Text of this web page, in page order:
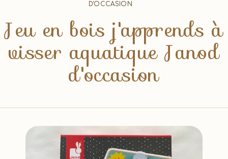
D'OCCASION
Jeu en bois j'apprends à
visser aquatique Janod
d'occasion